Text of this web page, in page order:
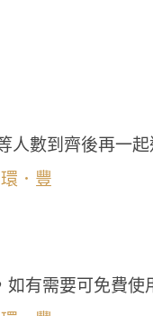
人數到齊後再一起
有需要可免費使